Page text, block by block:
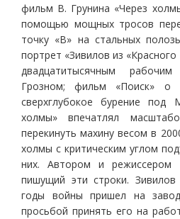
фильм В. Грунина «Через
помощью мощных тросов
точку «В» на стальных
портрет «Зивилов из
двадцатитысячным
Грозном; фильм «Поиск» о
сверхглубокое бурение под
холмы» впечатлял
перекинуть махину весом в
холмы с критическим углом
них. Автором и режиссером
пишущий эти строки.
годы войны пришел на
просьбой принять его на